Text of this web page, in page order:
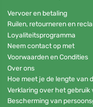
Vervoer en betaling
Ruilen, retourneren en
Loyaliteitsprogramma
Neem contact op met
Voorwaarden en Condities
Over ons
Hoe meet je de lengte van
Verklaring over het gebruik
Bescherming van